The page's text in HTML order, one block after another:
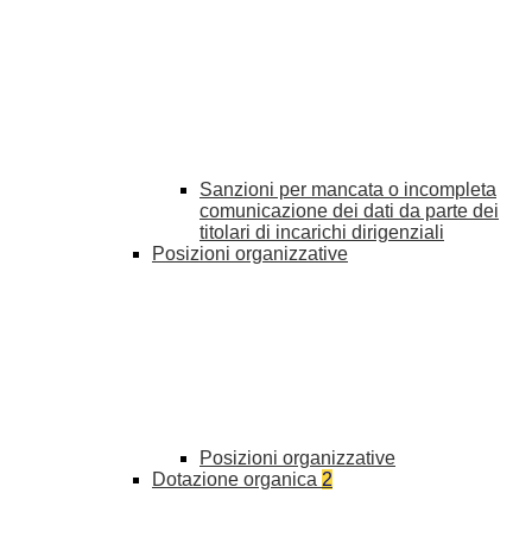
Sanzioni per mancata o incompleta
comunicazione dei dati da parte dei
titolari di incarichi dirigenziali
Posizioni organizzative
Posizioni organizzative
Dotazione organica 2